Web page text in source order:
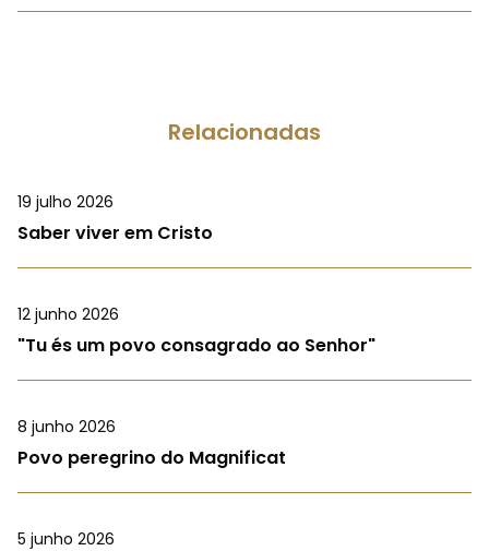
Relacionadas
19 julho 2026
Saber viver em Cristo
12 junho 2026
"Tu és um povo consagrado ao Senhor"
8 junho 2026
Povo peregrino do Magnificat
5 junho 2026